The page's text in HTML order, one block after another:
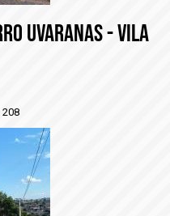
UVARANAS - VILA
208